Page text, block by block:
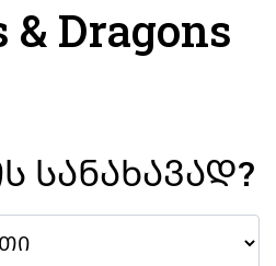
& Dragons
ᲡᲐᲜᲐᲮᲐᲕᲐᲓ?